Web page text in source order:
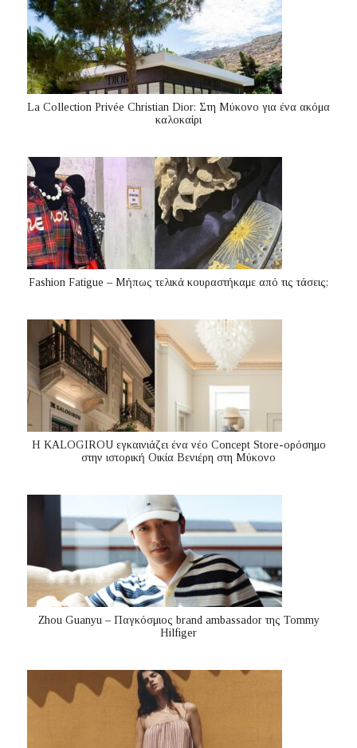
La Collection Privée Christian Dior: Στη Μύκονο για ένα ακόμα
καλοκαίρι
Fashion Fatigue – Μήπως τελικά κουραστήκαμε από τις τάσεις;
Η KALOGIROU εγκαινιάζει ένα νέο Concept Store-ορόσημο
στην ιστορική Οικία Βενιέρη στη Μύκονο
Zhou Guanyu – Παγκόσμιος brand ambassador της Tommy
Hilfiger